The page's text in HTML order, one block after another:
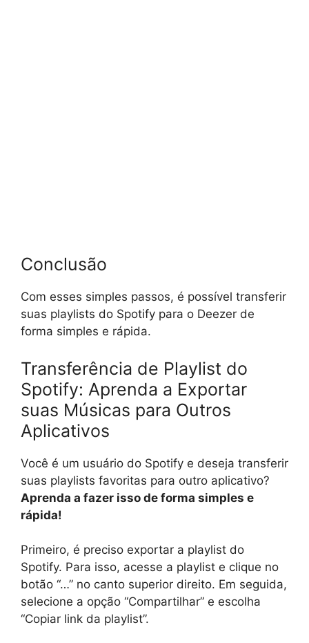
Conclusão
Com esses simples passos, é possível transferir
suas playlists do Spotify para o Deezer de
forma simples e rápida.
Transferência de Playlist do
Spotify: Aprenda a Exportar
suas Músicas para Outros
Aplicativos
Você é um usuário do Spotify e deseja transferir
suas playlists favoritas para outro aplicativo?
Aprenda a fazer isso de forma simples e
rápida!
Primeiro, é preciso exportar a playlist do
Spotify. Para isso, acesse a playlist e clique no
botão “…” no canto superior direito. Em seguida,
selecione a opção “Compartilhar” e escolha
“Copiar link da playlist”.